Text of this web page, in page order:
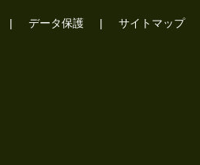
| データ保護 | サイトマップ